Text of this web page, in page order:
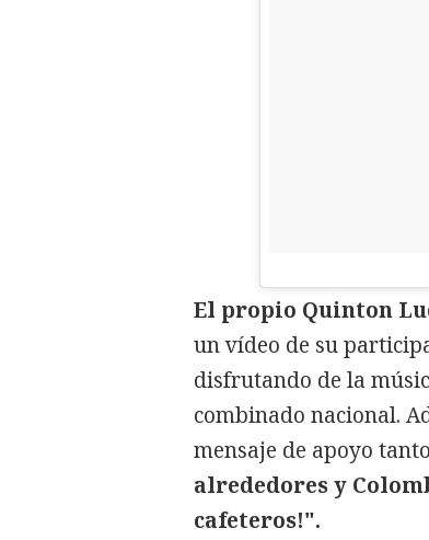
El propio Quinton
un vídeo de su
disfrutando de la
combinado nacional.
mensaje de apoyo
alrededores y
cafeteros!".